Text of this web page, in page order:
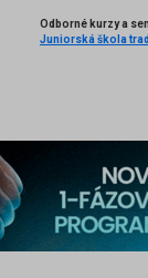
Odborné kurzy a
Juniorská škola